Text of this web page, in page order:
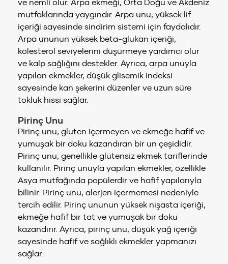
ve nemli olur. Arpa ekmeği, Orta Doğu ve Akdeniz
mutfaklarında yaygındır. Arpa unu, yüksek lif
içeriği sayesinde sindirim sistemi için faydalıdır.
Arpa ununun yüksek beta-glukan içeriği,
kolesterol seviyelerini düşürmeye yardımcı olur
ve kalp sağlığını destekler. Ayrıca, arpa unuyla
yapılan ekmekler, düşük glisemik indeksi
sayesinde kan şekerini düzenler ve uzun süre
tokluk hissi sağlar.
Pirinç Unu
Pirinç unu, gluten içermeyen ve ekmeğe hafif ve
yumuşak bir doku kazandıran bir un çeşididir.
Pirinç unu, genellikle glütensiz ekmek tariflerinde
kullanılır. Pirinç unuyla yapılan ekmekler, özellikle
Asya mutfağında popülerdir ve hafif yapılarıyla
bilinir. Pirinç unu, alerjen içermemesi nedeniyle
tercih edilir. Pirinç ununun yüksek nişasta içeriği,
ekmeğe hafif bir tat ve yumuşak bir doku
kazandırır. Ayrıca, pirinç unu, düşük yağ içeriği
sayesinde hafif ve sağlıklı ekmekler yapmanızı
sağlar.